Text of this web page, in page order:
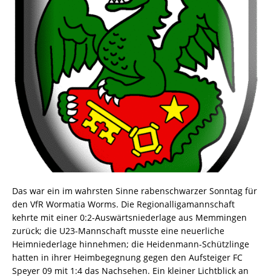
Das war ein im wahrsten Sinne rabenschwarzer Sonntag für
den VfR Wormatia Worms. Die Regionalligamannschaft
kehrte mit einer 0:2-Auswärtsniederlage aus Memmingen
zurück; die U23-Mannschaft musste eine neuerliche
Heimniederlage hinnehmen; die Heidenmann-Schützlinge
hatten in ihrer Heimbegegnung gegen den Aufsteiger FC
Speyer 09 mit 1:4 das Nachsehen. Ein kleiner Lichtblick an